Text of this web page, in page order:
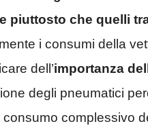
piuttosto che quelli
i consumi della
dell’importanza
degli pneumatici
complessivo